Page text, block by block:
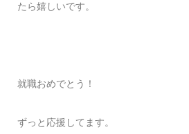
たら嬉しいです。
就職おめでとう！
ずっと応援してます。